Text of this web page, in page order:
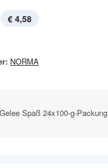
€ 4,58
NORMA
Spaß 24x100-g-Packung